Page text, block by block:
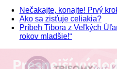
Nečakajte, konajte! Prvý
Ako sa zisťuje celiakia?
Príbeh Tibora z Veľkých
rokov mladšie!“